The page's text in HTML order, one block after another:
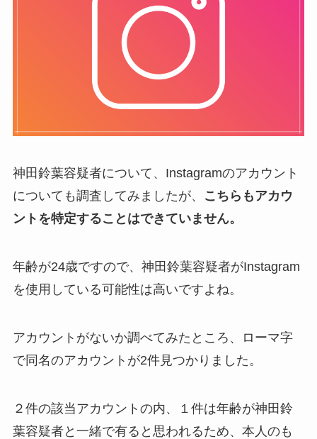
神田鈴葉容疑者について、Instagramのアカウント
についても調査してみましたが、
こちらもアカウ
ントを特定することはできていません。
年齢が24歳ですので、神田鈴葉容疑者がInstagram
を使用している可能性は高いですよね。
アカウントがないか調べてみたところ、ローマ字
で同名のアカウントが2件見つかりました。
２件の該当アカウントの内、１件は年齢が神田鈴
葉容疑者と一緒で有ると思われるため、本人のも